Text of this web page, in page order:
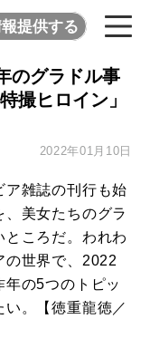
提供する
のグラドル事
撮ヒロイン」
2022年01月10日
雑誌の刊行も始
美女たちのグラ
ところだ。われわ
の世界で、2022
の5つのトピッ
。【徳重龍徳／